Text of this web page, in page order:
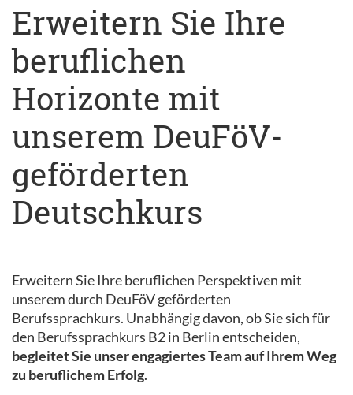
Erweitern Sie Ihre
beruflichen
Horizonte mit
unserem DeuFöV-
geförderten
Deutschkurs
Erweitern Sie Ihre beruflichen Perspektiven mit
unserem durch DeuFöV geförderten
Berufssprachkurs. Unabhängig davon, ob Sie sich für
den Berufssprachkurs B2 in Berlin entscheiden,
begleitet Sie unser engagiertes Team auf Ihrem Weg
zu beruflichem Erfolg.